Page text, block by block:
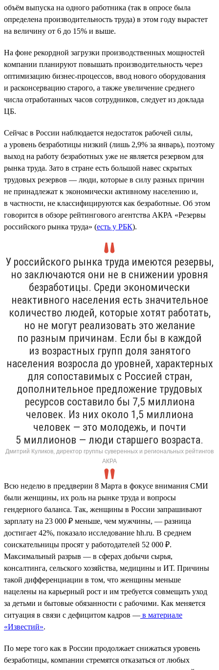
объём выпуска на одного работника (так в опросе была
определена производительность труда) в этом году вырастет
на величину от 6 до 15% и выше.
На фоне рекордной загрузки производственных мощностей
компании планируют повышать производительность через
оптимизацию бизнес-процессов, ввод нового оборудования
и расконсервацию старого, а также увеличение среднего
числа отработанных часов сотрудников, следует из доклада
ЦБ.
Сейчас в России наблюдается недостаток рабочей силы,
а уровень безработицы низкий (лишь 2,9% за январь), поэтому
выход на работу безработных уже не является резервом для
рынка труда. Зато в стране есть большой навес скрытых
трудовых резервов — люди, которые в силу разных причин
не принадлежат к экономически активному населению и,
в частности, не классифицируются как безработные. Об этом
говорится в обзоре рейтингового агентства АКРА «Резервы
российского рынка труда» (есть у РБК).
У российского рынка труда имеются резервы,
но заключаются они не в снижении уровня
безработицы. Среди экономически
неактивного населения есть значительное
количество людей, которые хотят работать,
но не могут реализовать это желание
по разным причинам. Если бы в каждой
из возрастных групп доля занятого
населения возросла до уровней, характерных
для сопоставимых с Россией стран,
дополнительное предложение трудовых
ресурсов составило бы 7,5 миллиона
человек. Из них около 1,5 миллиона
человек — это молодежь, и почти
5 миллионов — люди старшего возраста.
Дмитрий Куликов, директор группы суверенных и региональных рейтингов
АКРА
Всю неделю в преддверии 8 Марта в фокусе внимания СМИ
были женщины, их роль на рынке труда и вопросы
гендерного баланса. Так, женщины в России запрашивают
зарплату на 23 000 ₽ меньше, чем мужчины, — разница
достигает 42%, показало исследование hh.ru. В среднем
соискательницы просят у работодателей 52 000 ₽.
Максимальный разрыв — в сферах добычи сырья,
консалтинга, сельского хозяйства, медицины и ИТ. Причины
такой дифференциации в том, что женщины меньше
нацелены на карьерный рост и им требуется совмещать уход
за детьми и бытовые обязанности с рабочими. Как меняется
ситуация в связи с дефицитом кадров — в материале
«Известий».
По мере того как в России продолжает снижаться уровень
безработицы, компании стремятся отказаться от любых